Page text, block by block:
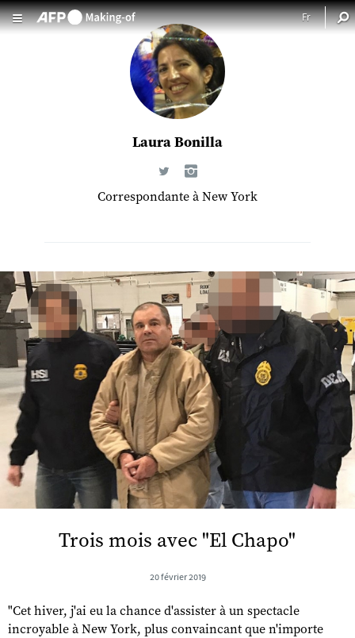
Laura Bonilla
Correspondante à New York
Trois mois avec "El Chapo"
20 février 2019
"Cet hiver, j'ai eu la chance d'assister à un spectacle
incroyable à New York, plus convaincant que n'importe